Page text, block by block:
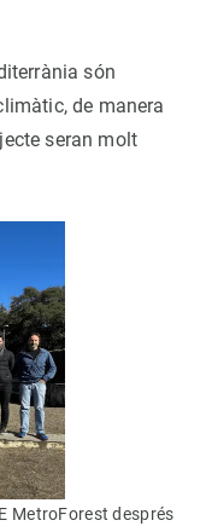
són
de manera
seran molt
MetroForest després